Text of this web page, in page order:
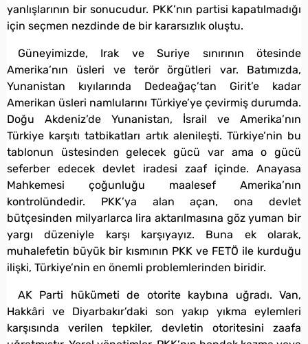
yanlışlarının bir sonucudur. PKK’nın partisi kapatılmadığı
için seçmen nezdinde de bir kararsızlık oluştu.
Güneyimizde, Irak ve Suriye sınırının ötesinde
Amerika’nın üsleri ve terör örgütleri var. Batımızda,
Yunanistan kıyılarında Dedeağaç’tan Girit’e kadar
Amerikan üsleri namlularını Türkiye’ye çevirmiş durumda.
Doğu Akdeniz’de Yunanistan, İsrail ve Amerika’nın
Türkiye karşıtı tatbikatları artık alenileşti. Türkiye’nin bu
tablonun üstesinden gelecek gücü var ama o gücü
seferber edecek devlet iradesi zaaf içinde. Anayasa
Mahkemesi çoğunluğu maalesef Amerika’nın
kontrolündedir. PKK’ya alan açan, ona devlet
bütçesinden milyarlarca lira aktarılmasına göz yuman bir
yargı düzeniyle karşı karşıyayız. Buna ek olarak,
muhalefetin büyük bir kısmının PKK ve FETÖ ile kurduğu
ilişki, Türkiye’nin en önemli problemlerinden biridir.
AK Parti hükümeti de otorite kaybına uğradı. Van,
Hakkâri ve Diyarbakır’daki son yakıp yıkma eylemleri
karşısında verilen tepkiler, devletin otoritesini zaafa